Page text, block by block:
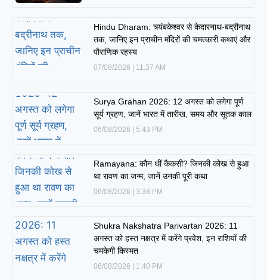
Hindu Dharam: त्र्यंबकेश्वर से केदारनाथ-बद्रीनाथ
तक, जानिए इन प्राचीन मंदिरों की चमत्कारी कथाएं और
पौराणिक रहस्य
07/08/2026 11:37 AM
Surya Grahan 2026: 12 अगस्त को लगेगा पूर्ण
सूर्य ग्रहण, जानें भारत में तारीख, समय और सूतक काल
06/08/2026 5:43 PM
Ramayana: कौन थीं कैकसी? जिनकी कोख से हुआ
था रावण का जन्म, जानें उनकी पूरी कथा
06/08/2026 3:38 PM
Shukra Nakshatra Parivartan 2026: 11
अगस्त को हस्त नक्षत्र में करेंगे प्रवेश, इन राशियों की
चमकेगी किस्मत
06/08/2026 1:40 PM